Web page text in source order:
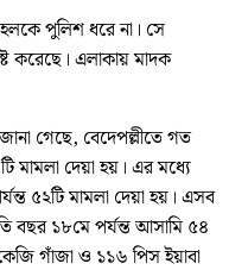
পুলিশ ধরে না। সে
করেছে। এলাকায় মাদক
গেছে, বেদেপল্লীতে গত
মামলা দেয়া হয়। এর মধ্যে
৫২টি মামলা দেয়া হয়। এসব
১৮মে পর্যন্ত আসামি ৫৪
গাঁজা ও ১১৬ পিস ইয়াবা